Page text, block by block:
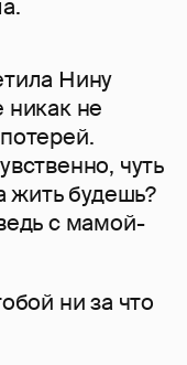
Нину
никак не
чуть
жить будешь?
с мамой-
ни за что